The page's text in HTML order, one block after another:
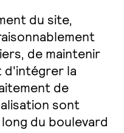
du site,
de maintenir
d'intégrer la
de
sont
du boulevard